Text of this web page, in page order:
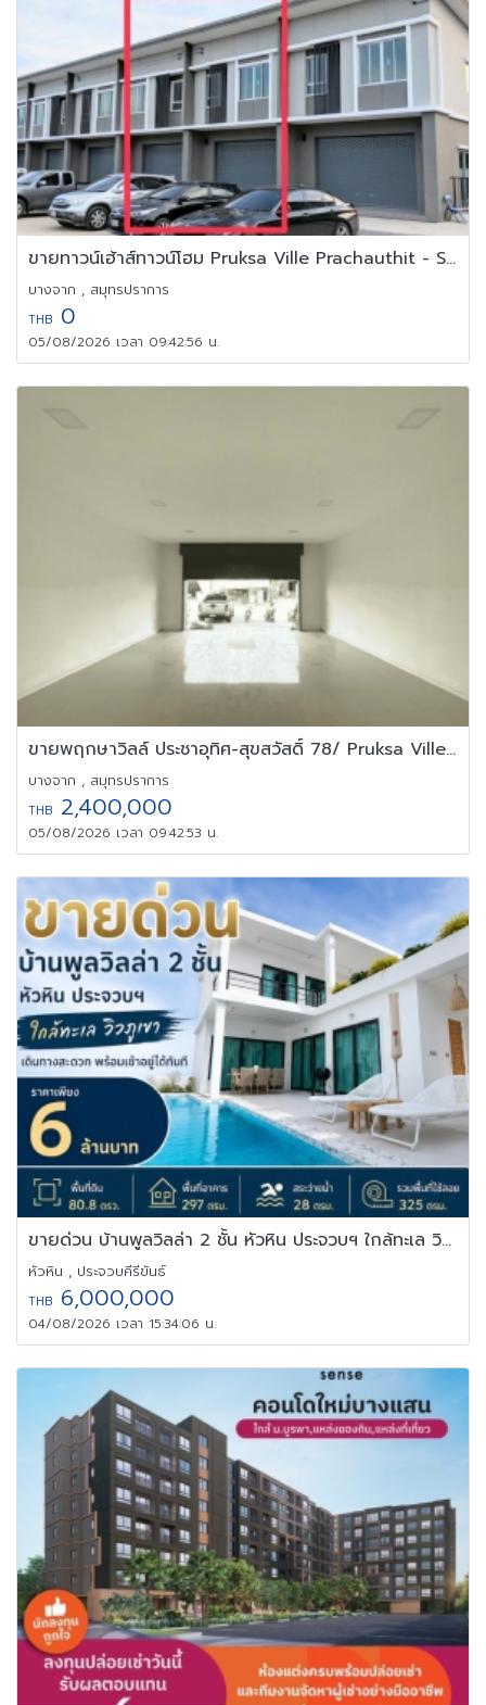
ขายทาวน์เฮ้าส์ทาวน์โฮม Pruksa Ville Prachauthit - Suksawat 78
บางจาก , สมุทรปราการ
THB 0
05/08/2026 เวลา 09:42:56 น.
ขายพฤกษาวิลล์ ประชาอุทิศ-สุขสวัสดิ์ 78/ Pruksa Ville Prachauthit
บางจาก , สมุทรปราการ
THB 2,400,000
05/08/2026 เวลา 09:42:53 น.
ขายด่วน บ้านพูลวิลล่า 2 ชั้น หัวหิน ประจวบฯ ใกล้ทะเล วิวภูเขา
หัวหิน , ประจวบคีรีขันธ์
THB 6,000,000
04/08/2026 เวลา 15:34:06 น.